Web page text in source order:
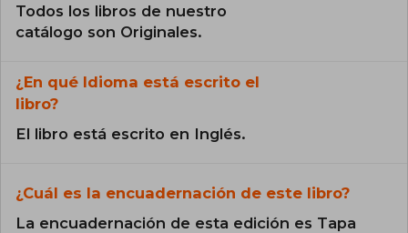
Todos los libros de nuestro
catálogo son Originales.
¿En qué Idioma está escrito el
libro?
El libro está escrito en Inglés.
¿Cuál es la encuadernación de este libro?
La encuadernación de esta edición es Tapa